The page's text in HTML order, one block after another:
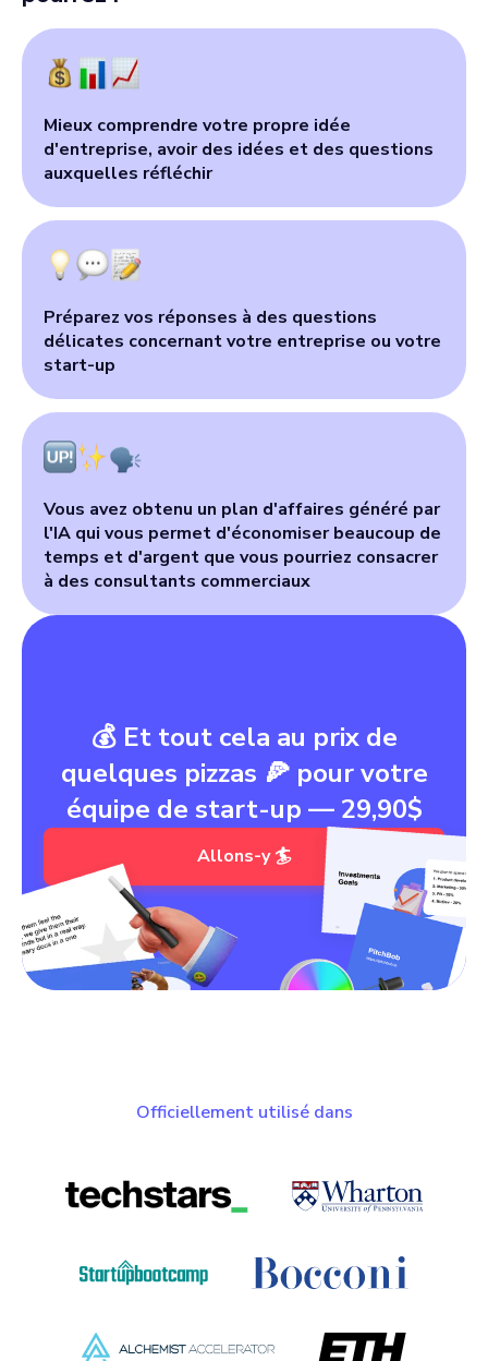
Mieux comprendre votre propre idée
d'entreprise, avoir des idées et des questions
auxquelles réfléchir
Préparez vos réponses à des questions
délicates concernant votre entreprise ou votre
start-up
Vous avez obtenu un plan d'affaires généré par
l'IA qui vous permet d'économiser beaucoup de
temps et d'argent que vous pourriez consacrer
à des consultants commerciaux
💰 Et tout cela au prix de
quelques pizzas 🍕 pour votre
équipe de start-up — 29,90$
Allons-y 🏄
Officiellement utilisé dans